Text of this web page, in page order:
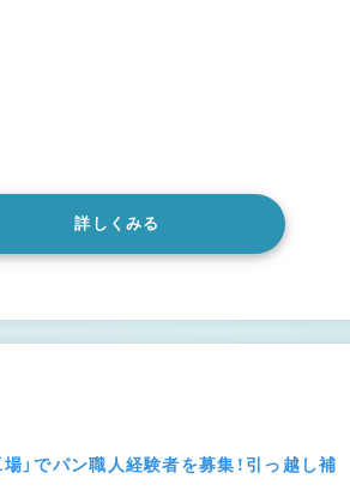
詳しくみる
」でパン職人経験者を募集！引っ越し補